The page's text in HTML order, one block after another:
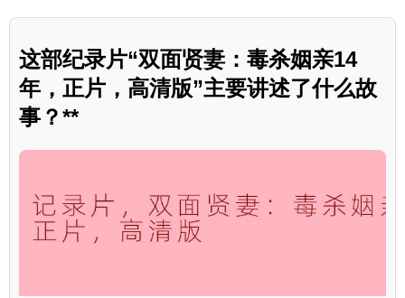
这部纪录片“双面贤妻：毒杀姻亲14
年，正片，高清版”主要讲述了什么故
事？**